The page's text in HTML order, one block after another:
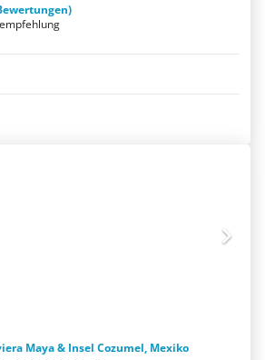
Maya & Insel Cozumel, Mexiko